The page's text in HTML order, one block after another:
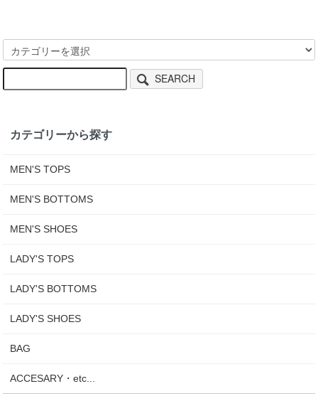
SEARCH
カテゴリーから探す
MEN'S TOPS
MEN'S BOTTOMS
MEN'S SHOES
LADY'S TOPS
LADY'S BOTTOMS
LADY'S SHOES
BAG
ACCESARY・etc...